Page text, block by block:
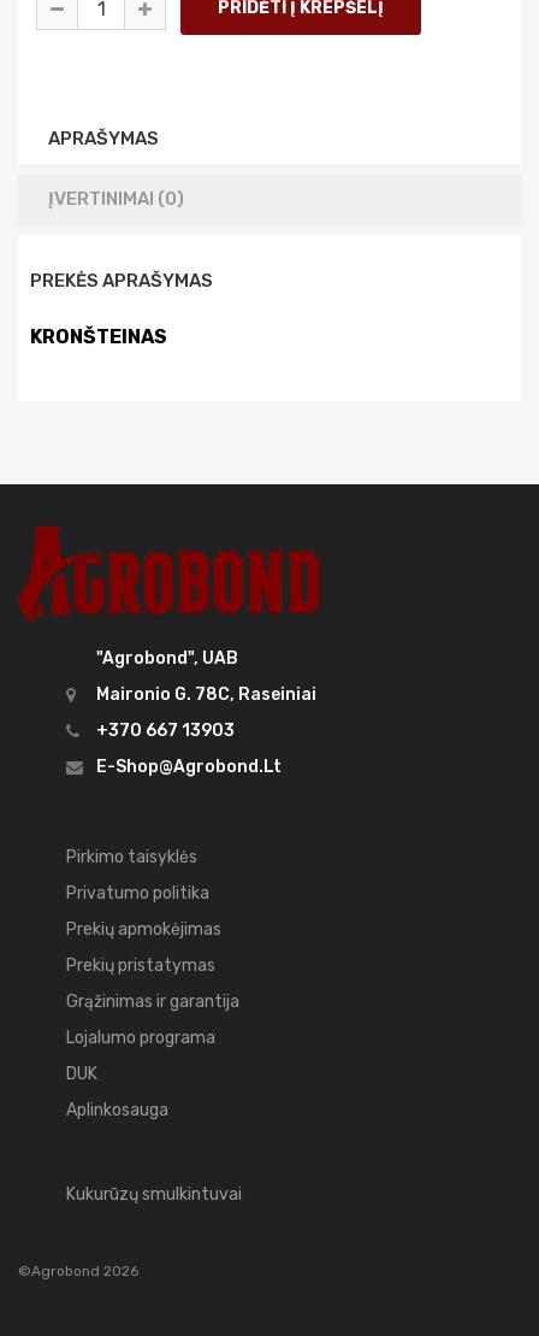
APRAŠYMAS
ĮVERTINIMAI (0)
PREKĖS APRAŠYMAS
KRONŠTEINAS
"Agrobond", UAB
Maironio G. 78C, Raseiniai
+370 667 13903
E-Shop@agrobond.lt
Pirkimo taisyklės
Privatumo politika
Prekių apmokėjimas
Prekių pristatymas
Grąžinimas ir garantija
Lojalumo programa
DUK
Aplinkosauga
Kukurūzų smulkintuvai
©Agrobond 2026